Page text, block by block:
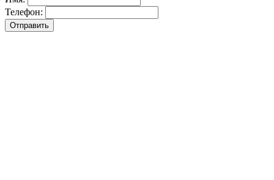
Телефон: